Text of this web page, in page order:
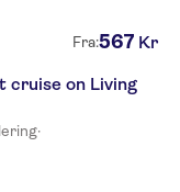
Fra:567 Kr
cruise on Living
·